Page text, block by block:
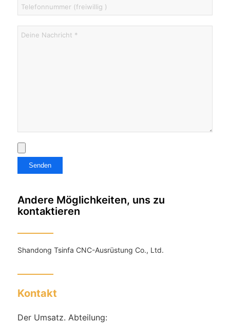
Andere Möglichkeiten, uns zu
kontaktieren
Shandong Tsinfa CNC-Ausrüstung Co., Ltd.
Kontakt
Der Umsatz. Abteilung: